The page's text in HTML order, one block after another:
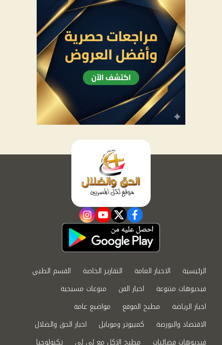
facebook
twitter
youtube
instagram
الرئيسية الاخبار العامة التقارير الخاصة
القسم الطبي
فيديوهات متنوعة
اخبار الفن
منوعات مسيحية
اخبار الرياضة
مطبخ الموقع
مواضيع عامة
الاقتصاد والبورصة
كمبيوتر وموبايل
اخبار الحق والضلال
فيديوهات فضائيات
مطبخ الاكل مع لى لى تكنولوجيا